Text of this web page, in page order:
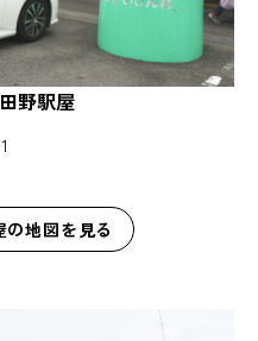
野駅屋
地図を見る